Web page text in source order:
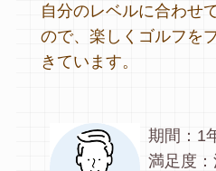
自分のレベルに合わせ
ので、楽しくゴルフを
きています。
期間：1
満足度：